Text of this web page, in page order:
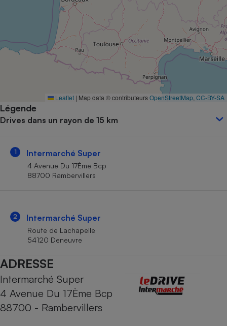
Leaflet | Map data © contributeursOpenStreetMap CC-BY-SA
Légende
Drives dans un rayon de 15 km
1 Intermarché Super
4 Avenue Du 17Ème Bcp
88700 Rambervillers
2 Intermarché Super
Route de Lachapelle
54120 Deneuvre
ADRESSE
Intermarché Super
4 Avenue Du 17Ème Bcp
88700 - Rambervillers
Complément
alimentaire
Assurance emprunteur
Banque
Petit électroménager -
Matelas
Mutuelle